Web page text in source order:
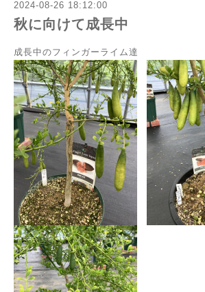
2024-08-26 18:12:00
秋に向けて成長中
成長中のフィンガーライム達